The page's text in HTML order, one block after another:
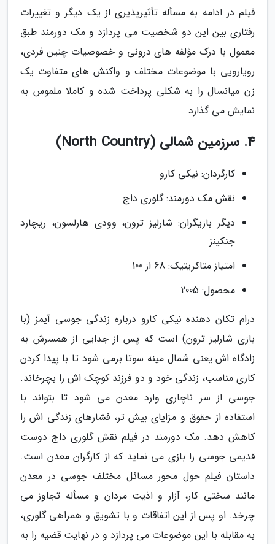
فیلم در ادامه به مسأله تأثیرپذیری از یک دیگر و تغییرات
رفتاری بین این دو شخصیت می پردازد و مک دورمند طبق
معمول با درک مؤلفه های درونی و خصوصیات چنین فردی،
رویارویی با موضوعات مختلف و واکنش های متفاوت یک
زن میانسال را به شکلی پرداخت شده و کاملا ملموس به
نمایش می گذارد.
4. سرزمین شمالی (North Country)
کارگردان: نیکی کارو
نقش مک دورمند: گلوری داج
دیگر بازیگران: شارلیز ترون، وودی هارلسون، ریچارد
جنکینز
امتیاز متاکریتیک: 68 از 100
محصول: 2005
درام تکان دهنده نیکی کارو درباره زندگی جوسی آیمز (با
بازی شارلیز ترون) است که پس از جدایی از همسرش به
زادگاه اش یعنی شمال مینه سوتا برمی شود تا با پیدا کردن
کاری مناسب، زندگی خود و دو فرزند کوچک اش را بچرخاند.
جوسی از سر ناچاری وارد معدن می شود تا بتواند با
استفاده از حقوق و مزایای بیش تر، فشارهای زندگی اش را
کاهش دهد. مک دورمند در فیلم نقش گلوری داج دوست
قدیمی جوسی را بازی می نماید که از کارگران معدن است.
داستان فیلم حول محور مسائل مختلف جوسی در معدن
مانند سختی کار، آزار و اذیت مردان و مسأله تجاوز می
چرخد. او پس از این اتفاقات و با تشویق و همراهی گلوری،
به مقابله با این موضوعات می پردازد و در نهایت قضیه را به